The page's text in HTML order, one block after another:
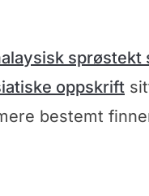
sprøstekt
oppskrift
bestemt